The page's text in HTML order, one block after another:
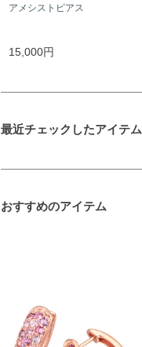
アメシストピアス
15,000円
最近チェックしたアイテム
おすすめのアイテム